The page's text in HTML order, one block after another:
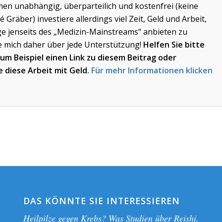
unabhängig, überparteilich und kostenfrei (keine
Gräber) investiere allerdings viel Zeit, Geld und Arbeit,
jenseits des „Medizin-Mainstreams“ anbieten zu
mich daher über jede Unterstützung! Helfen Sie bitte
Beispiel einen Link zu diesem Beitrag oder
diese Arbeit mit Geld. Für mehr Informationen klicken
DAS KÖNNTE SIE INTERESSIEREN
Heilpilze gegen Krebs? Was Studien über Reishi,